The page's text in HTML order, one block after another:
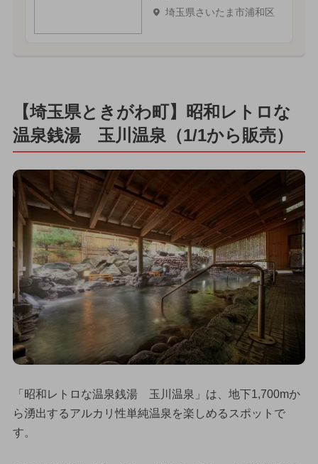
埼玉県さいたま市浦和区
【埼玉県ときがわ町】昭和レトロな
温泉銭湯 玉川温泉（1/1から販売）
「昭和レトロな温泉銭湯 玉川温泉」は、地下1,700mか
ら湧出するアルカリ性単純温泉を楽しめるスポットで
す。